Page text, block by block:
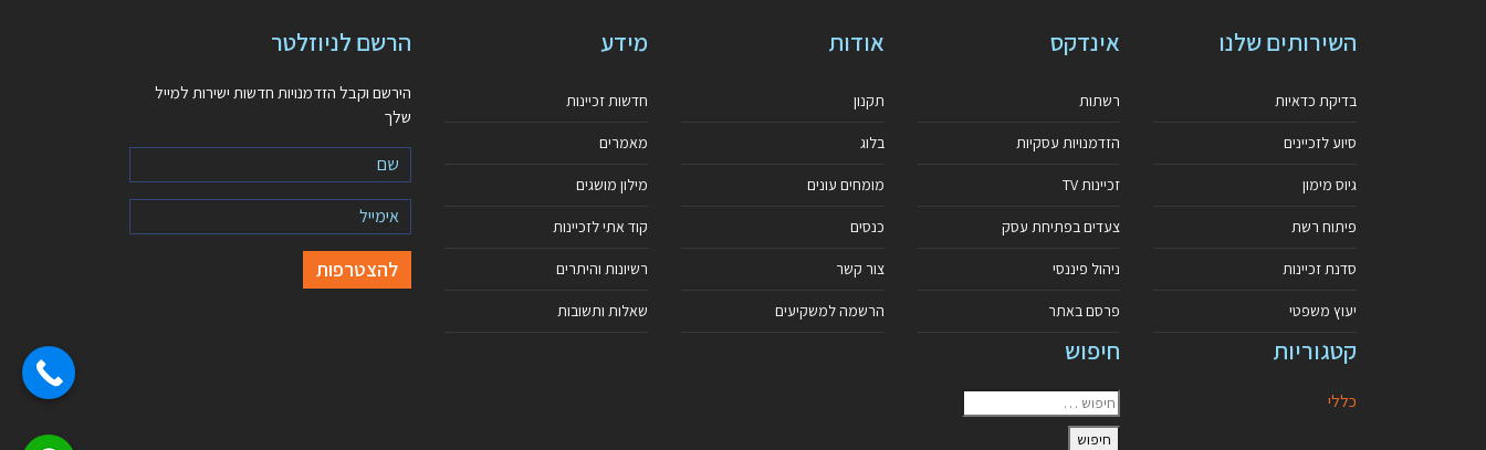
השירותים שלנו
בדיקת כדאיות
סיוע לזכיינים
גיוס מימון
פיתוח רשת
סדנת זכיינות
יעוץ משפטי
אינדקס
רשתות
הזדמנויות עסקיות
זכיינות TV
צעדים בפתיחת עסק
ניהול פיננסי
פרסם באתר
אודות
תקנון
בלוג
מומחים עונים
כנסים
צור קשר
הרשמה למשקיעים
מידע
חדשות זכיינות
מאמרים
מילון מושגים
קוד אתי לזכיינות
רשיונות והיתרים
שאלות ותשובות
קטגוריות
כללי
חיפוש
הרשם לניוזלטר
הירשם וקבל הזדמנויות חדשות ישירות למייל
שלך